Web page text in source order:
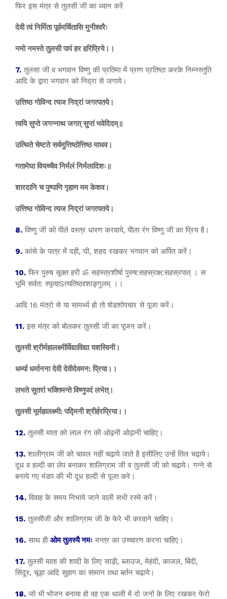
फिर इस मंत्र से तुलसी जी का ध्यान करें
देवी त्वं निर्मिता पूर्वमर्चितासि मुनीश्वरैः
नमो नमस्ते तुलसी पापं हर हरिप्रिये।।
7. तुलसा जी व भगवान विष्णु की प्रतिमा में प्राण प्रतिष्ठा करके निम्नस्तुति
आदि के द्वारा भगवान को निद्रा से जगाये।
उत्तिष्ठ गोविन्द त्यज निद्रां जगत्पतये।
त्वयि सुप्ते जगन्नाथ जगत्‌ सुप्तं भवेदिदम्‌॥
उत्थिते चेष्टते सर्वमुत्तिष्ठोत्तिष्ठ माधव।
गतामेघा वियच्चैव निर्मलं निर्मलादिशः॥
शारदानि च पुष्पाणि गृहाण मम केशव।
उत्तिष्ठ गोविन्द त्यज निद्रां जगत्पतये।
8. विष्णु जी को पीले वस्त्र धारण करवाये, पीला रंग विष्णु जी का प्रिय है।
9. कांसे के पात्र में दही, घी, शहद रखकर भगवान को अर्पित करें।
10. फिर पुरुष सूक्त हरी ॐ सहस्त्रशीर्षा पुरुष:सहस्राक्ष:सहस्रपात् । स
भूमि सर्वत: स्पृत्वाSत्यतिष्ठद्द्शाङ्गुलम् ।।
आदि 16 मंत्रो से या सामर्थ्य हो तो षोडशोपचार से पूजा करें।
11. इस मंत्र को बोलकर तुलसी जी का पूजन करें।
तुलसी श्रीर्महालक्ष्मीर्विद्याविद्या यशस्विनी।
धर्म्या धर्मानना देवी देवीदेवमन: प्रिया।।
लभते सुतरां भक्तिमन्ते विष्णुपदं लभेत्।
तुलसी भूर्महालक्ष्मी: पद्मिनी श्रीर्हरप्रिया।।
12. तुलसी माता को लाल रंग की ओढ़नी ओढ़ानी चाहिए।
13. शालीग्राम जी को चावल नहीं चढ़ाये जाते है इसीलिए उन्हें तिल चढ़ाये।
दूध व हल्दी का लेप बनाकर शालिग्राम जी व तुलसी जी को चढ़ाये। गन्ने से
बनाये गए मंडप की भी दूध हल्दी से पूजा करे।
14. विवाह के समय निभाये जाने वाली सभी रस्मे करें।
15. तुलसीजी और शालिग्राम जी के फेरे भी करवाने चाहिए।
16. साथ ही ओम तुलस्यै नमः मन्त्र का उच्चारण करना चाहिए।
17. तुलसी माता की शादी के लिए साड़ी, ब्लाउज, मेहंदी, काजल, बिंदी,
सिंदूर, चूड़ा आदि सुहाग का सामान तथा बर्तन चढ़ाये।
18. जो भी भोजन बनाया हो वह एक थाली में दो जनो के लिए रखकर फेरो